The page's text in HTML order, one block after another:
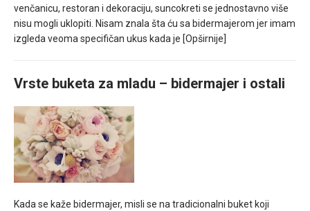
venčanicu, restoran i dekoraciju, suncokreti se jednostavno više
nisu mogli uklopiti. Nisam znala šta ću sa bidermajerom jer imam
izgleda veoma specifičan ukus kada je [Opširnije]
Vrste buketa za mladu – bidermajer i ostali
Kada se kaže bidermajer, misli se na tradicionalni buket koji